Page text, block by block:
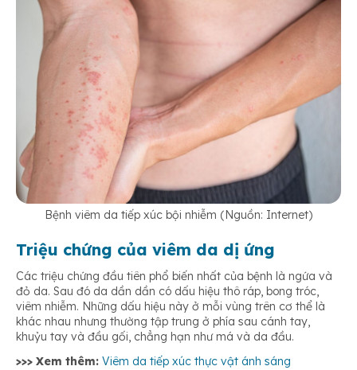
Bệnh viêm da tiếp xúc bội nhiễm (Nguồn: Internet)
Triệu chứng của viêm da dị ứng
Các triệu chứng đầu tiên phổ biến nhất của bệnh là ngứa và
đỏ da. Sau đó da dần dần có dấu hiệu thô ráp, bong tróc,
viêm nhiễm. Những dấu hiệu này ở mỗi vùng trên cơ thể là
khác nhau nhưng thường tập trung ở phía sau cánh tay,
khuỷu tay và đầu gối, chẳng hạn như má và da đầu.
>>> Xem thêm: Viêm da tiếp xúc thực vật ánh sáng